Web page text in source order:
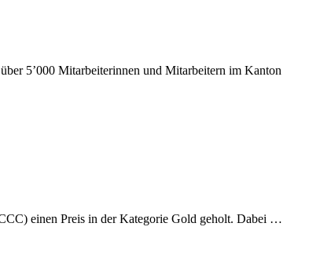
5’000 Mitarbeiterinnen und Mitarbeitern im Kanton
einen Preis in der Kategorie Gold geholt. Dabei …